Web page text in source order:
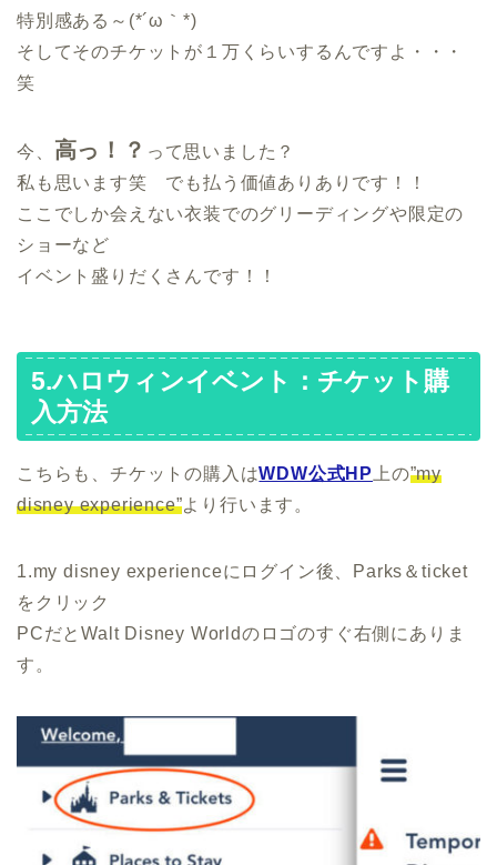
特別感ある～(*´ω｀*)
そしてそのチケットが１万くらいするんですよ・・・
笑
今、 高っ！？ って思いました？
私も思います笑 でも払う価値ありありです！！
ここでしか会えない衣装でのグリーディングや限定の
ショーなど
イベント盛りだくさんです！！
5.ハロウィンイベント：チケット購
入方法
こちらも、チケットの購入はWDW公式HP 上の”my
disney experience”より行います。
1.my disney experienceにログイン後、Parks＆ticket
をクリック
PCだとWalt Disney Worldのロゴのすぐ右側にありま
す。